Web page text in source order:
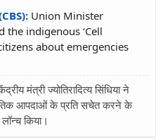
Union Minister
the indigenous ‘Cell
about emergencies
मंत्री ज्योतिरादित्य सिंधिया ने
आपदाओं के प्रति सचेत करने के
किया।